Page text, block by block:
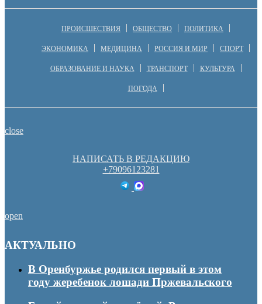
ПРОИСШЕСТВИЯ ОБЩЕСТВО ПОЛИТИКА
ЭКОНОМИКА МЕДИЦИНА РОССИЯ И МИР СПОРТ
ОБРАЗОВАНИЕ И НАУКА ТРАНСПОРТ КУЛЬТУРА
ПОГОДА
close
НАПИСАТЬ В РЕДАКЦИЮ
+79096123281
open
АКТУАЛЬНО
В Оренбуржье родился первый в этом
году жеребенок лошади Пржевальского